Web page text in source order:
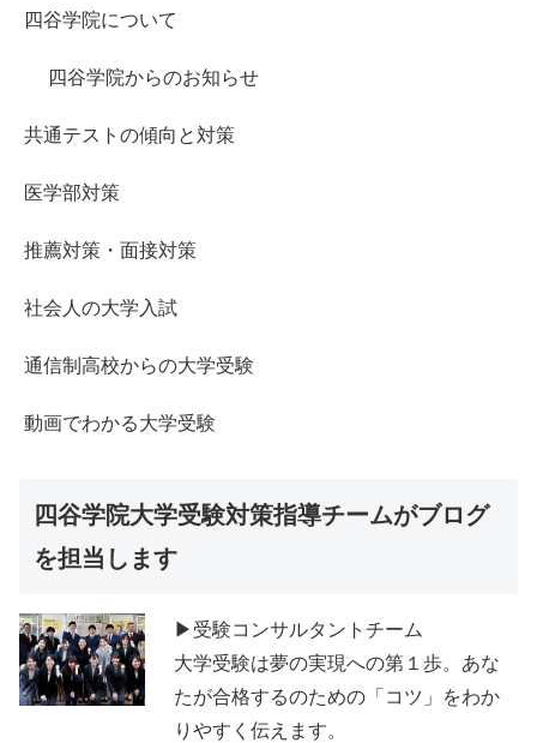
四谷学院について
四谷学院からのお知らせ
共通テストの傾向と対策
医学部対策
推薦対策・面接対策
社会人の大学入試
通信制高校からの大学受験
動画でわかる大学受験
四谷学院大学受験対策指導チームがブログ
を担当します
▶受験コンサルタントチーム
大学受験は夢の実現への第１歩。あな
たが合格するのための「コツ」をわか
りやすく伝えます。